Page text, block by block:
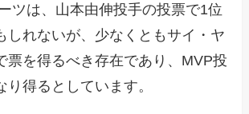
ツは、山本由伸投手の投票で1位
しれないが、少なくともサイ・ヤ
票を得るべき存在であり、MVP投
り得るとしています。